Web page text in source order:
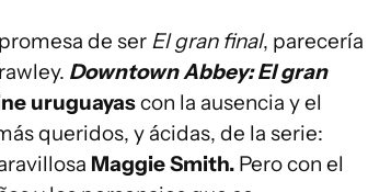
de ser El gran final, parecería
Downtown Abbey: El gran
uruguayascon la ausencia y el
queridos, y ácidas, de la serie:
Maggie Smith. Pero con el